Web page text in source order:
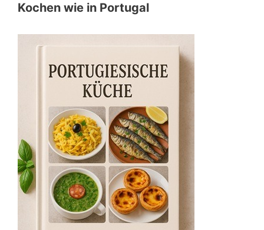
Kochen wie in Portugal